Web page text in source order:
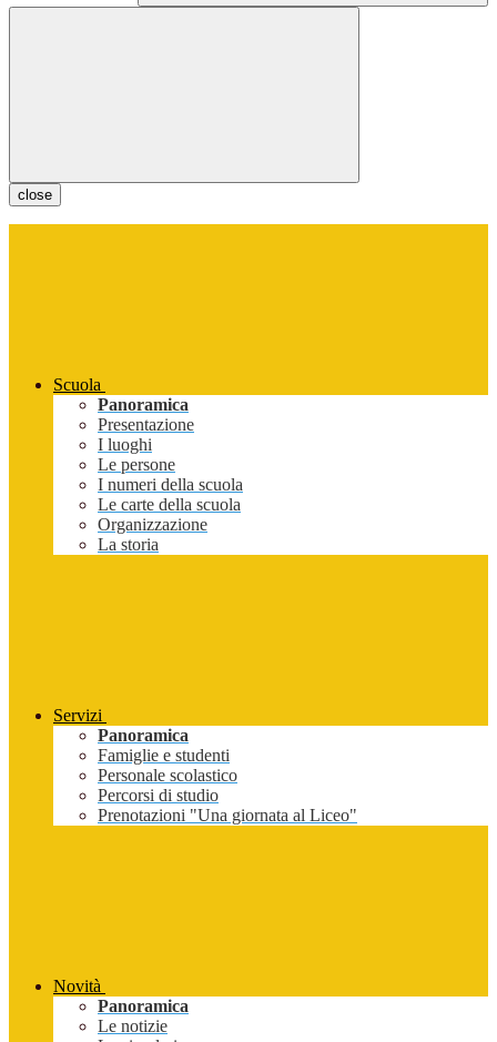
close
Scuola
Panoramica
Presentazione
I luoghi
Le persone
I numeri della scuola
Le carte della scuola
Organizzazione
La storia
Servizi
Panoramica
Famiglie e studenti
Personale scolastico
Percorsi di studio
Prenotazioni "Una giornata al Liceo"
Novità
Panoramica
Le notizie